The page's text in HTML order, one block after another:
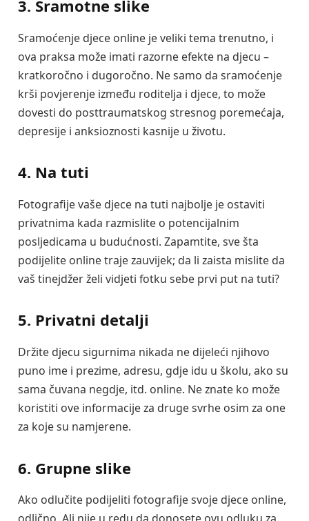
3. Sramotne slike
Sramoćenje djece online je veliki tema trenutno, i
ova praksa može imati razorne efekte na djecu –
kratkoročno i dugoročno. Ne samo da sramoćenje
krši povjerenje između roditelja i djece, to može
dovesti do posttraumatskog stresnog poremećaja,
depresije i anksioznosti kasnije u životu.
4. Na tuti
Fotografije vaše djece na tuti najbolje je ostaviti
privatnima kada razmislite o potencijalnim
posljedicama u budućnosti. Zapamtite, sve šta
podijelite online traje zauvijek; da li zaista mislite da
vaš tinejdžer želi vidjeti fotku sebe prvi put na tuti?
5. Privatni detalji
Držite djecu sigurnima nikada ne dijeleći njihovo
puno ime i prezime, adresu, gdje idu u školu, ako su
sama čuvana negdje, itd. online. Ne znate ko može
koristiti ove informacije za druge svrhe osim za one
za koje su namjerene.
6. Grupne slike
Ako odlučite podijeliti fotografije svoje djece online,